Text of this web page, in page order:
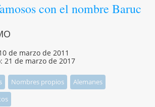
con el nombre Baruc
de marzo de 2011
21 de marzo de 2017
Nombres propios
Alemanes